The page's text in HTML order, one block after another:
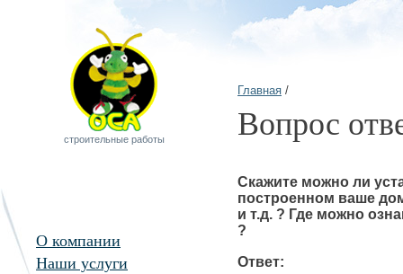
строительные работы
О компании
Наши услуги
Главная /
Вопрос
Скажите можно ли
построенном ваше
и т.д. ? Где можно
?
Ответ: